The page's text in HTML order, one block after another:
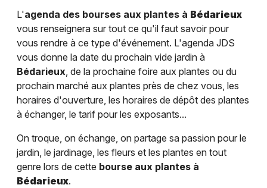
L'agenda des bourses aux plantes à Bédarieux
vous renseignera sur tout ce qu'il faut savoir pour
vous rendre à ce type d'événement. L'agenda JDS
vous donne la date du prochain vide jardin à
Bédarieux, de la prochaine foire aux plantes ou du
prochain marché aux plantes près de chez vous, les
horaires d'ouverture, les horaires de dépôt des plantes
à échanger, le tarif pour les exposants...
On troque, on échange, on partage sa passion pour le
jardin, le jardinage, les fleurs et les plantes en tout
genre lors de cette bourse aux plantes à
Bédarieux.